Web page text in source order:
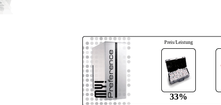
Preis/Leistung
33%